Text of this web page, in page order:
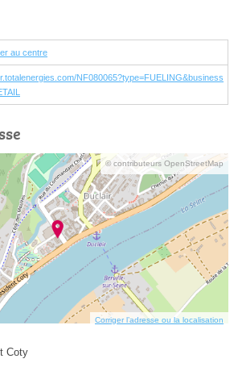
au centre
NF080065?type=FUELING&business
© contributeurs OpenStreetMap
Corriger l’adresse ou la localisation
Coty